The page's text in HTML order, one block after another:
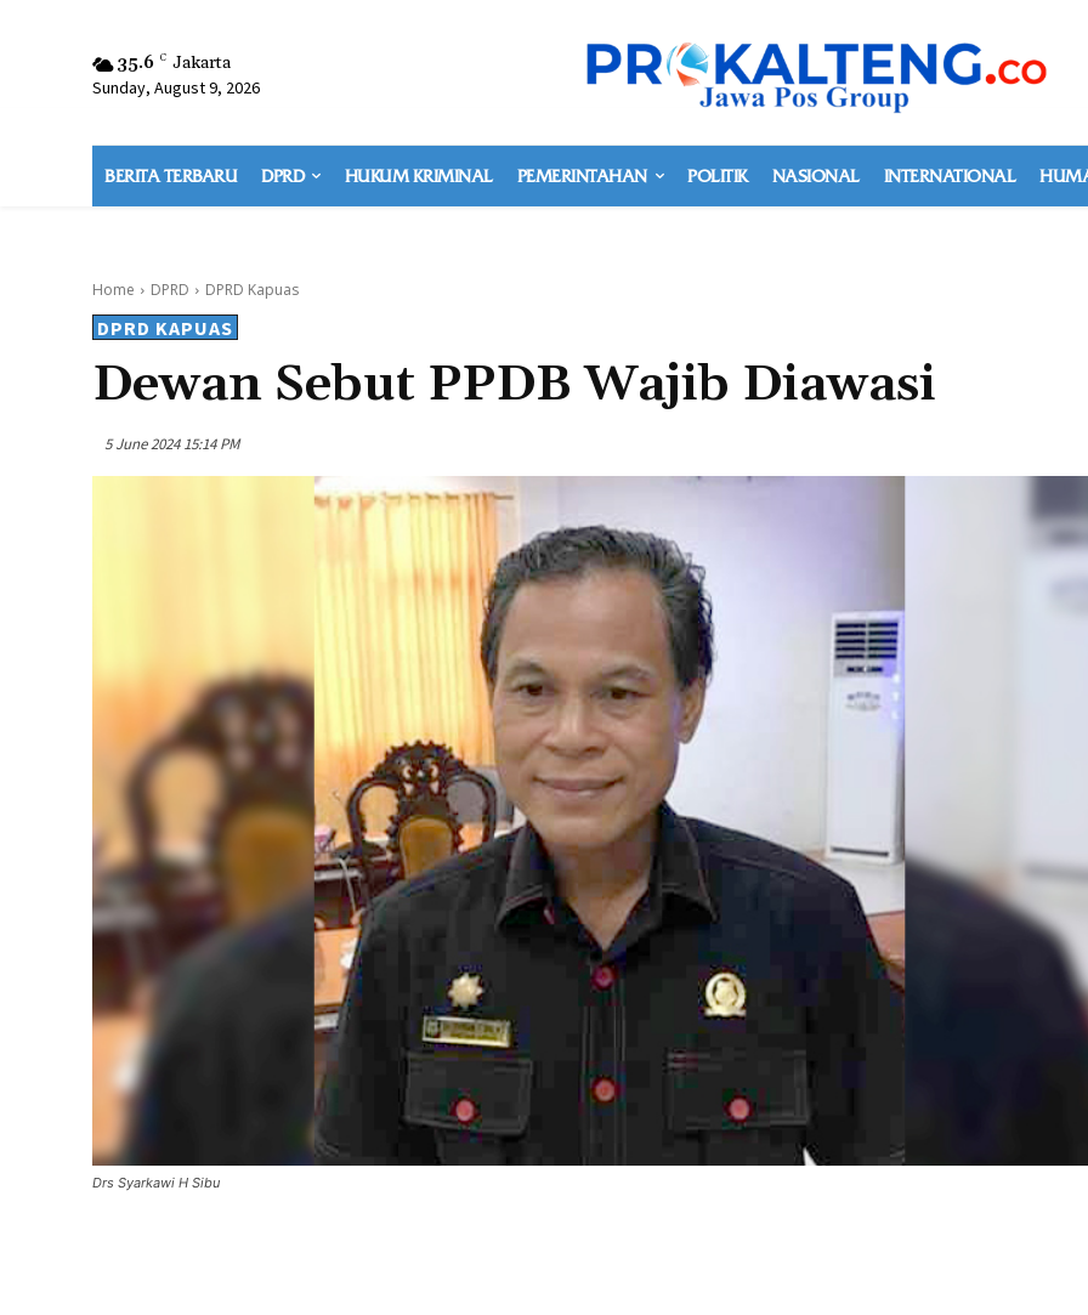
35.6 C Jakarta
Sunday, August 9, 2026
BERITA TERBARU DPRD HUKUM KRIMINAL PEMERINTAHAN POLITIK NASIONAL INTERNATIONAL
Home DPRD DPRD Kapuas
DPRD KAPUAS
Dewan Sebut PPDB Wajib Diawasi
5 June 2024 15:14 PM
Drs Syarkawi H Sibu